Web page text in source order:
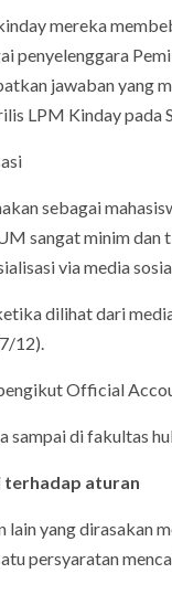
mereka
penyelenggara
jawaban yang
LPM Kinday pada
sebagai
sangat minim dan
via media
dilihat dari
12).
Official
sampai di fakultas
terhadap aturan
lain yang dirasakan
persyaratan